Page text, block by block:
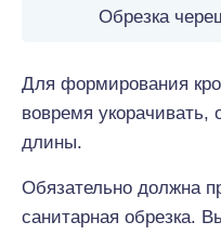
Обрезка
Для формирования
вовремя укорачивать,
длины.
Обязательно должна
санитарная обрезка.